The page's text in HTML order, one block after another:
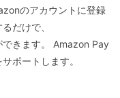
のアカウントに登録
だけで、
きます。 Amazon Pay
ポートします。